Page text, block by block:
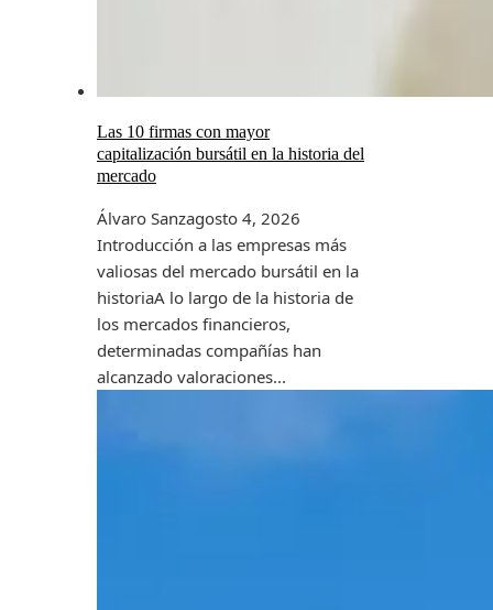
Las 10 firmas con mayor
capitalización bursátil en la historia del
mercado
Álvaro Sanzagosto 4, 2026
Introducción a las empresas más
valiosas del mercado bursátil en la
historiaA lo largo de la historia de
los mercados financieros,
determinadas compañías han
alcanzado valoraciones...